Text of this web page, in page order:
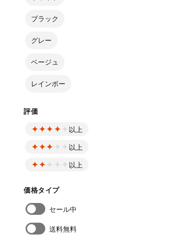
ブラック
グレー
ベージュ
レインボー
評価
以上
以上
以上
価格タイプ
セール中
送料無料